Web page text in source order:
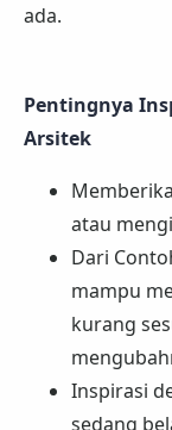
ada.
Pentingnya
Arsitek
atau
Dari
mampu
kurang
Inspirasi
sedang